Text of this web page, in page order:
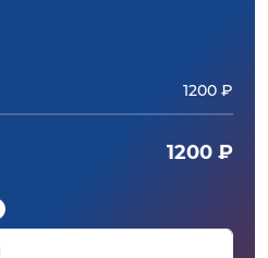
1200 ₽
1200 ₽